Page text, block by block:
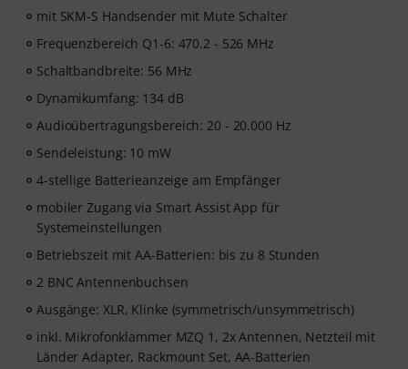
mit SKM-S Handsender mit Mute Schalter
Frequenzbereich Q1-6: 470.2 - 526 MHz
Schaltbandbreite: 56 MHz
Dynamikumfang: 134 dB
Audioübertragungsbereich: 20 - 20.000 Hz
Sendeleistung: 10 mW
4-stellige Batterieanzeige am Empfänger
mobiler Zugang via Smart Assist App für
Systemeinstellungen
Betriebszeit mit AA-Batterien: bis zu 8 Stunden
2 BNC Antennenbuchsen
Ausgänge: XLR, Klinke (symmetrisch/unsymmetrisch)
inkl. Mikrofonklammer MZQ 1, 2x Antennen, Netzteil mit
Länder Adapter, Rackmount Set, AA-Batterien